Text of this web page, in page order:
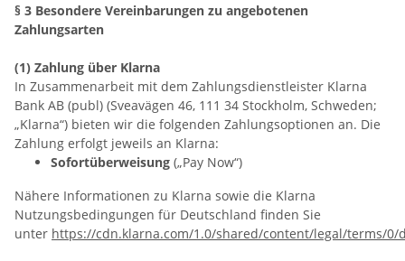
§ 3 Besondere Vereinbarungen zu angebotenen
Zahlungsarten
(1) Zahlung über Klarna
In Zusammenarbeit mit dem Zahlungsdienstleister Klarna
Bank AB (publ) (Sveavägen 46, 111 34 Stockholm, Schweden;
„Klarna“) bieten wir die folgenden Zahlungsoptionen an. Die
Zahlung erfolgt jeweils an Klarna:
Sofortüberweisung („Pay Now“)
Nähere Informationen zu Klarna sowie die Klarna
Nutzungsbedingungen für Deutschland finden Sie
unter https://cdn.klarna.com/1.0/shared/content/legal/terms/0/